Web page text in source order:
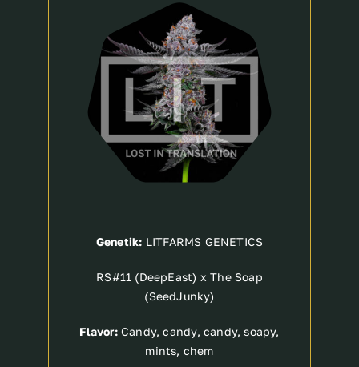
Genetik: LITFARMS GENETICS
RS#11 (DeepEast) x The Soap
(SeedJunky)
Flavor:Candy, candy, candy, soapy,
mints, chem